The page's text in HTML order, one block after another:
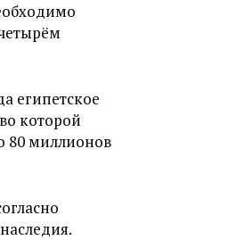
египетское
которой
80 миллионов